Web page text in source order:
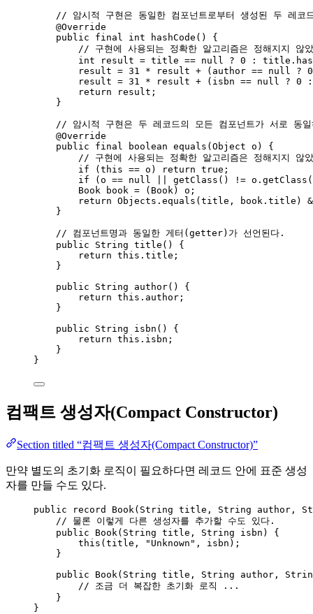
// 암시적 구현은 동일한 컴포넌트로부터 생성된 두 레코
@Override
public
final int hashCode ()
{
// 구현에 사용되는 정확한 알고리즘은 정해지지 않
int
result = title == null ? 0 : title .
result = 31 * result + (author == null ? 0
result = 31 * result + (isbn == null ? 0
:
return result;
}
// 암시적 구현은 두 레코드의 모든 컴포넌트가 서로 동
@Override
public
final boolean equals ( Object o )
{
// 구현에 사용되는 정확한 알고리즘은 정해지지 않
if ( this == o) return true ;
if (o == null getClass () != o . getClass
Book
book = (Book) o;
return Objects . equals ( title, book . title )
}
// 컴포넌트명과 동일한 게터(getter)가 선언된다.
public
String title ()
{
return this . title ;
}
public
String author()
{
return this . author ;
}
public
String isbn ()
{
return this . isbn ;
}
}
컴팩트 생성자(Compact Constructor)
Section titled “컴팩트 생성자(Compact Constructor)”
만약 별도의 초기화 로직이 필요하다면 레코드 안에 표준 생성
자를 만들 수도 있다.
public record Book ( String title, String author,
// 물론 이렇게 다른 생성자를 추가할 수도 있다.
public
Book ( String title , String isbn )
{
this (title, " Unknown " , isbn);
}
public
Book ( String title , String author ,
// 조금 더 복잡한 초기화 로직 ...
}
}